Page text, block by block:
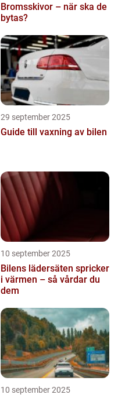
Bromsskivor – när ska de
bytas?
29 september 2025
Guide till vaxning av bilen
10 september 2025
Bilens lädersäten spricker
i värmen – så vårdar du
dem
10 september 2025